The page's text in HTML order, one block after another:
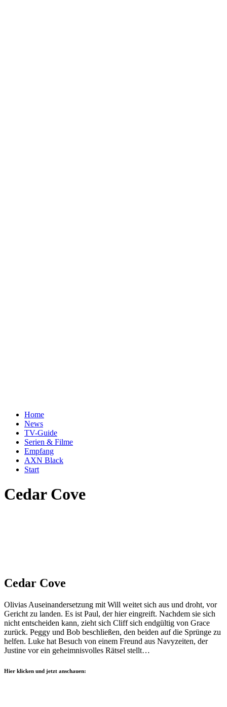
Home
News
TV-Guide
Serien & Filme
Empfang
AXN Black
Start
Cedar Cove
Cedar Cove
Olivias Auseinandersetzung mit Will weitet sich aus und droht, vor
Gericht zu landen. Es ist Paul, der hier eingreift. Nachdem sie sich
nicht entscheiden kann, zieht sich Cliff sich endgültig von Grace
zurück. Peggy und Bob beschließen, den beiden auf die Sprünge zu
helfen. Luke hat Besuch von einem Freund aus Navyzeiten, der
Justine vor ein geheimnisvolles Rätsel stellt…
Hier klicken und jetzt anschauen: